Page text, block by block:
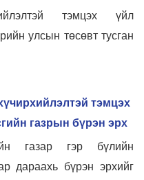
тэмцэх үйл
улсын төсөвт тусган
тэмцэх
газрын бүрэн эрх
газар гэр бүлийн
дараахь бүрэн эрхийг